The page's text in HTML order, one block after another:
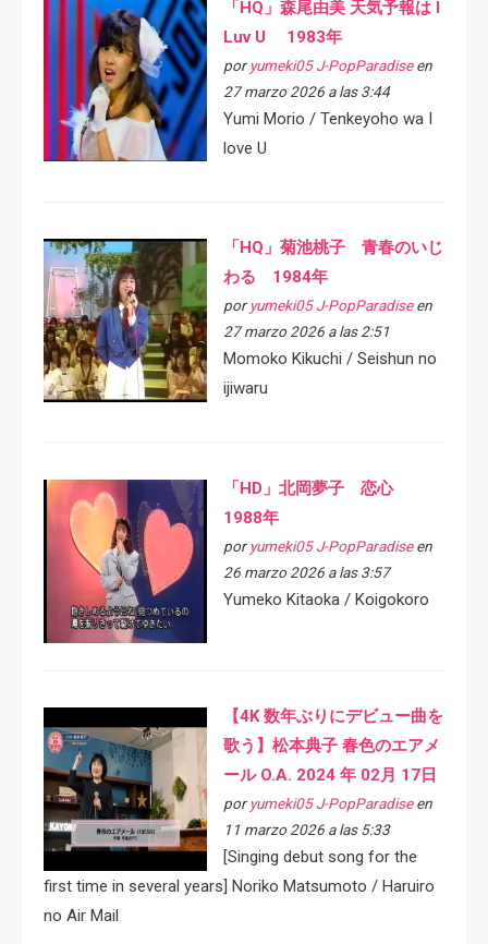
「HQ」森尾由美 天気予報は I
Luv U 1983年
por yumeki05 J-PopParadiseen
27 marzo 2026 a las 3:44
Yumi Morio / Tenkeyoho wa I
love U
「HQ」菊池桃子 青春のいじ
わる 1984年
por yumeki05 J-PopParadiseen
27 marzo 2026 a las 2:51
Momoko Kikuchi / Seishun no
ijiwaru
「HD」北岡夢子 恋心
1988年
por yumeki05 J-PopParadiseen
26 marzo 2026 a las 3:57
Yumeko Kitaoka / Koigokoro
【4K 数年ぶりにデビュー曲を
歌う】松本典子 春色のエアメ
ール O.A. 2024 年 02月 17日
por yumeki05 J-PopParadiseen
11 marzo 2026 a las 5:33
[Singing debut song for the
first time in several years] Noriko Matsumoto / Haruiro
no Air Mail